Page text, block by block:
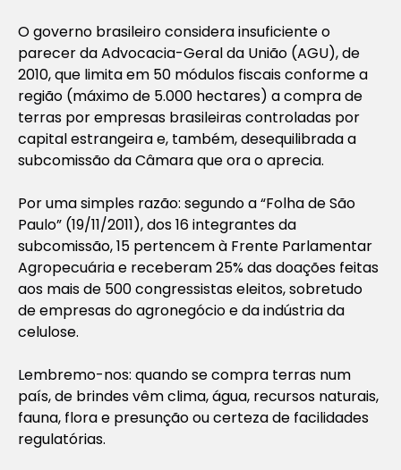
O governo brasileiro considera insuficiente o
parecer da Advocacia-Geral da União (AGU), de
2010, que limita em 50 módulos fiscais conforme a
região (máximo de 5.000 hectares) a compra de
terras por empresas brasileiras controladas por
capital estrangeira e, também, desequilibrada a
subcomissão da Câmara que ora o aprecia.
Por uma simples razão: segundo a “Folha de São
Paulo” (19/11/2011), dos 16 integrantes da
subcomissão, 15 pertencem à Frente Parlamentar
Agropecuária e receberam 25% das doações feitas
aos mais de 500 congressistas eleitos, sobretudo
de empresas do agronegócio e da indústria da
celulose.
Lembremo-nos: quando se compra terras num
país, de brindes vêm clima, água, recursos naturais,
fauna, flora e presunção ou certeza de facilidades
regulatórias.